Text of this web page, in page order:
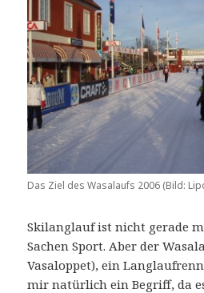
Das Ziel des Wasalaufs 2006 (Bild:
Skilanglauf ist nicht gerade
Sachen Sport. Aber der
Vasaloppet), ein
mir natürlich ein Begriff, da